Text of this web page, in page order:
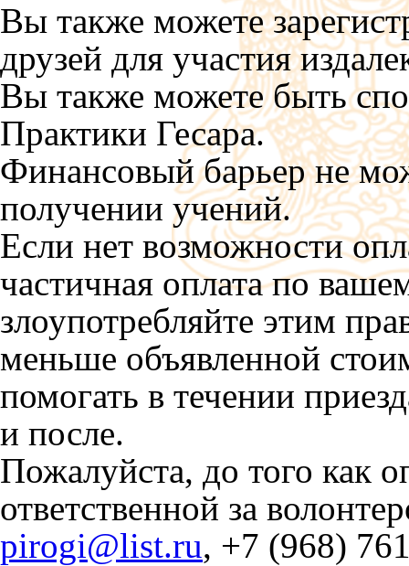
Вы также можете
друзей для участия
Вы также можете быть
Практики Гесара.
Финансовый барьер не
получении учений.
Если нет возможности
частичная оплата по
злоупотребляйте этим
меньше объявленной
помогать в течении
и после.
Пожалуйста, до того как
ответственной за
pirogi@list.ru, +7 (968)